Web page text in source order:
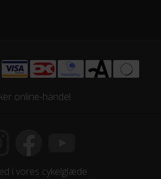
online-handel
i vores cykelglæde